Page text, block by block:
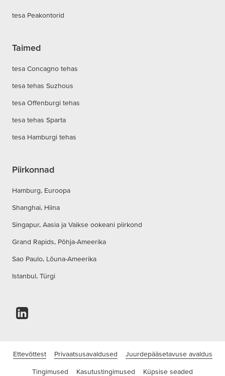
tesa Peakontorid
Taimed
tesa Concagno tehas
tesa tehas Suzhous
tesa Offenburgi tehas
tesa tehas Sparta
tesa Hamburgi tehas
Piirkonnad
Hamburg, Euroopa
Shanghai, Hiina
Singapur, Aasia ja Vaikse ookeani piirkond
Grand Rapids, Põhja-Ameerika
Sao Paulo, Lõuna-Ameerika
Istanbul, Türgi
Ettevõttest Privaatsusavaldused Juurdepääsetavuse avaldus
Tingimused Kasutustingimused Küpsise seaded